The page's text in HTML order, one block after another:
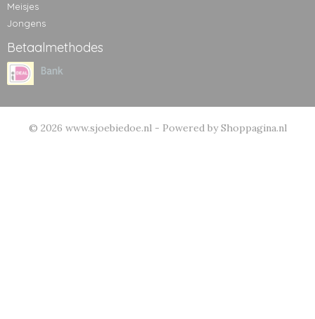
Meisjes
Jongens
Betaalmethodes
© 2026 www.sjoebiedoe.nl - Powered by Shoppagina.nl